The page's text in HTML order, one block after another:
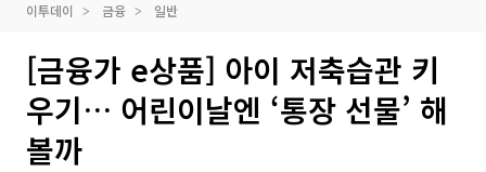
이투데이 금융 일반
[금융가 e상품] 아이 저축습관 키
우기… 어린이날엔 ‘통장 선물’ 해
볼까